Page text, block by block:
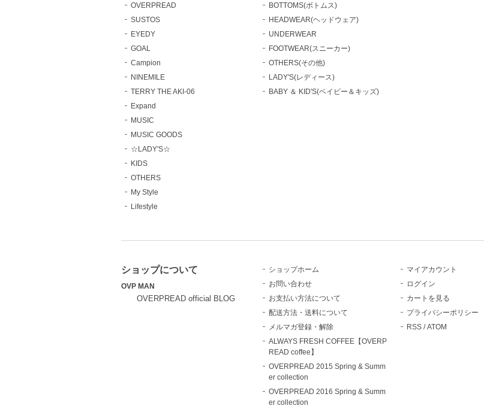
OVERPREAD
SUSTOS
EYEDY
GOAL
Campion
NINEMILE
TERRY THE AKI-06
Expand
MUSIC
MUSIC GOODS
☆LADY'S☆
KIDS
OTHERS
My Style
Lifestyle
BOTTOMS(ボトムス)
HEADWEAR(ヘッドウェア)
UNDERWEAR
FOOTWEAR(スニーカー)
OTHERS(その他)
LADY'S(レディース)
BABY ＆ KID'S(ベイビー＆キッズ)
ショップについて
OVP MAN
OVERPREAD official BLOG
ショップホーム
お問い合わせ
お支払い方法について
配送方法・送料について
メルマガ登録・解除
ALWAYS FRESH COFFEE【OVERP
READ coffee】
OVERPREAD 2015 Spring & Summ
er collection
OVERPREAD 2016 Spring & Summ
er collection
マイアカウント
ログイン
カートを見る
プライバシーポリシー
RSS /ATOM